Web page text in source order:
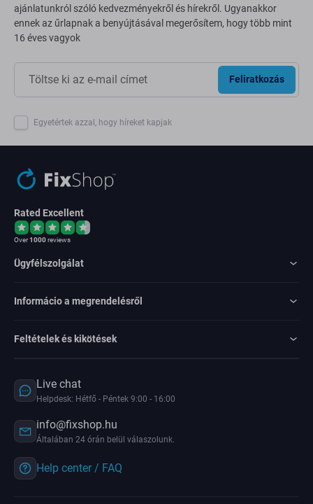
ajánlatunkról szóló kedvezményekről és hírekről. Ugyanakkor
ennek az űrlapnak a benyújtásával megerősítem, hogy több mint
16 éves vagyok
Feliratkozás
Egyetértek azzal, hogy híreket kapjak
Rated Excellent
Over1000reviews
Ügyfélszolgálat
Informácio a megrendelésről
Feltételek és kikötések
Live chat
Helpdesk: Hétfő - Péntek 9:00 - 16:00
info@fixshop.hu
Általában 24 órán belül válaszolunk.
Help center / FAQ